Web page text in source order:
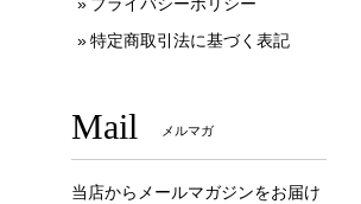
特定商取引法に基づく表記
Mail メルマガ
当店からメールマガジンをお届け